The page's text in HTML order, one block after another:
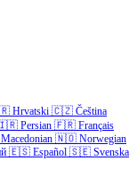
Hrvatski 🇨🇿 Čeština
Persian 🇫🇷 Français
Macedonian 🇳🇴 Norwegian
🇪🇸 Español 🇸🇪 Svenska